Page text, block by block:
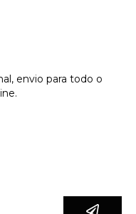
envio para todo o